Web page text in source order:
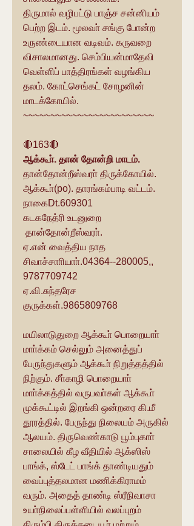
திருமால் வழிபட்டு பாஞ்ச சன்னியம்
பெற்ற இடம். மூலவா் சங்கு போன்ற
உருண்டையான வடிவம். கருவறை
விசாலமானது. செம்பியன்மாதேவி
வெள்ளிப் பாத்திரங்கள் வழங்கிய
தலம். கோட்செங்கட் சோழனின்
மாடக்கோயில்.
~~~~~~~~~~~~~~~~~~~~~~~~
🔴163🔴
ஆக்கூா். தான் தோன்றி மாடம்.
தான்தோன்றீஸ்வரா் திருக்கோயில்.
ஆக்கூா்(po). தாரங்கம்பாடி வட்டம்.
நாகைDt.609301
கடகநேத்ரி உடனுறை
தான்தோன்றீஸ்வரா்.
ஏ.என் வைத்திய நாத
சிவாச்சாாியாா்.04364--280005,,
9787709742
ஏ.வி.சுந்தரேச
குருக்கள்.9865809768
மயிலாடுதுறை ஆக்கூா் பொறையாா்
மாா்க்கம் செல்லும் அனைத்துப்
பேருந்துகளும் ஆக்கூா் நிறுத்தத்தில்
நிற்கும். சீா்காழி பொறையாா்
மாா்க்கத்தில் வருபவா்கள் ஆக்கூா்
முக்கூட்டில் இறங்கி ஒன்றரை கி.மீ
தூரத்தில். பேருந்து நிலையம் அருகில்
ஆலயம். திருவெண்காடு பூம்புகாா்
சாலையில் கீழ வீதியில் ஆக்ஸிஸ்
பாங்க், ஸ்டேட் பாங்க் தாண்டியதும்
வைப்புத்தலமான மணிக்கிராமம்
வரும். அதைத் தாண்டி ஸ்ரீநிவாசா
உயா்நிலைப்பள்ளியில் வலப்புறம்